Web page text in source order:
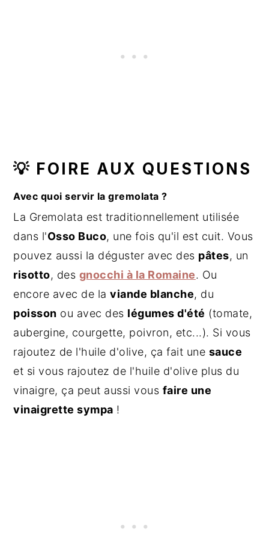
💡 FOIRE AUX QUESTIONS
Avec quoi servir la gremolata ?
La Gremolata est traditionnellement utilisée
dans l'Osso Buco, une fois qu'il est cuit. Vous
pouvez aussi la déguster avec des pâtes, un
risotto, des gnocchi à la Romaine. Ou
encore avec de laviande blanche, du
poisson ou avec des légumes d'été (tomate,
aubergine, courgette, poivron, etc...). Si vous
rajoutez de l'huile d'olive, ça fait une sauce
et si vous rajoutez de l'huile d'olive plus du
vinaigre, ça peut aussi vous faire une
vinaigrette sympa !